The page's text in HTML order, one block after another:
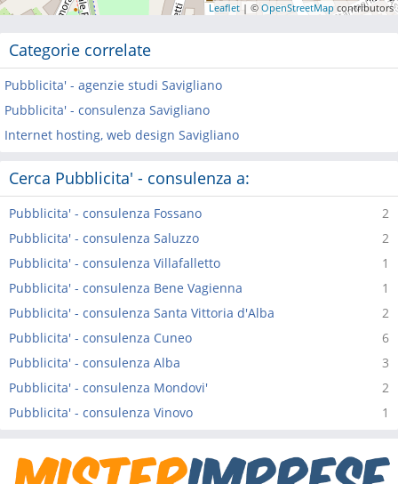
Leaflet | © OpenStreetMap contributors
Categorie correlate
Pubblicita' - agenzie studi Savigliano
Pubblicita' - consulenza Savigliano
Internet hosting, web design Savigliano
Cerca Pubblicita' - consulenza a:
2
Pubblicita' - consulenza Fossano
2
Pubblicita' - consulenza Saluzzo
1
Pubblicita' - consulenza Villafalletto
1
Pubblicita' - consulenza Bene Vagienna
2
Pubblicita' - consulenza Santa Vittoria d'Alba
6
Pubblicita' - consulenza Cuneo
3
Pubblicita' - consulenza Alba
2
Pubblicita' - consulenza Mondovi'
1
Pubblicita' - consulenza Vinovo